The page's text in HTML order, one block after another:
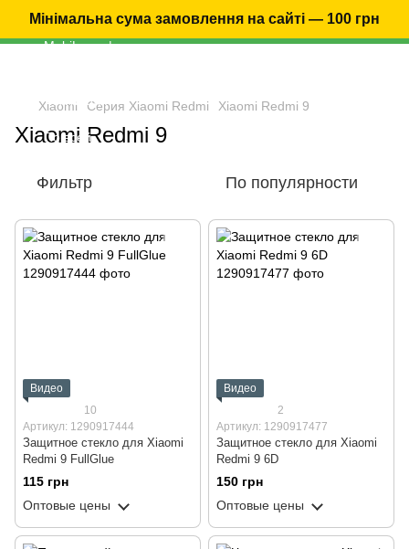
Мінімальна сума замовлення на сайті — 100 грн
Xiaomi Серия Xiaomi Redmi Xiaomi Redmi 9
Xiaomi Redmi 9
Фильтр По популярности
Видео
10
Артикул: 1290917444
Защитное стекло для Xiaomi
Redmi 9 FullGlue
115 грн
Оптовые цены
Видео
2
Артикул: 1290917477
Защитное стекло для Xiaomi
Redmi 9 6D
150 грн
Оптовые цены